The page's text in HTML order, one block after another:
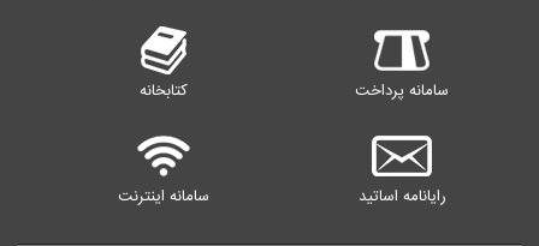
سامانه پرداخت کتابخانه
رایانامه اساتید سامانه اینترنت